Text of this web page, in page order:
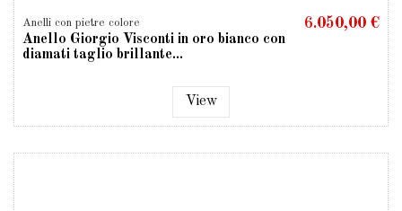
Anelli con pietre colore
Anello Giorgio Visconti in oro bianco con
diamati taglio brillante...
6.050,00 €
View